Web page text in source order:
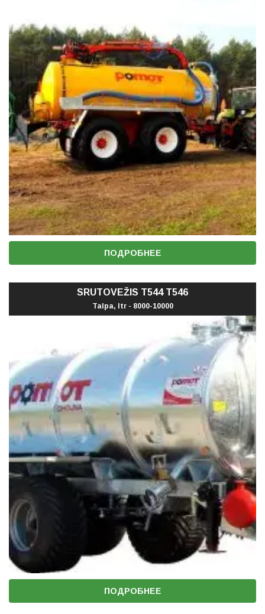
ПОДРОБНЕЕ
SRUTOVEŽIS T544 T546
Talpa, ltr - 8000-10000
ПОДРОБНЕЕ